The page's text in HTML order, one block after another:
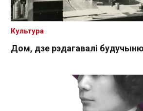
Дом, дзе рэдагавалі будучыню
Культура